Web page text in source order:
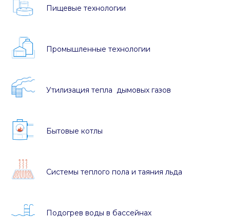
Пищевые технологии
Промышленные технологии
Утилизация тепла дымовых газов
Бытовые котлы
Системы теплого пола и таяния льда
Подогрев воды в бассейнах